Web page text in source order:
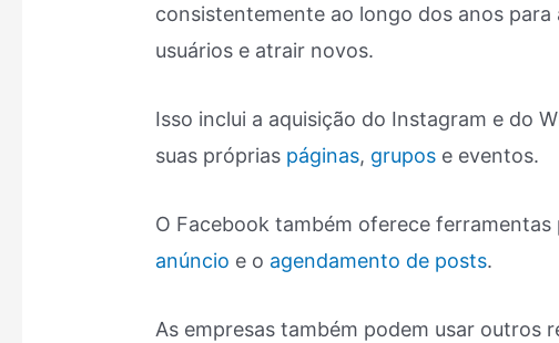
consistentemente ao longo dos anos para
usuários e atrair novos.
Isso inclui a aquisição do Instagram e do
suas próprias páginas, grupos e eventos.
O Facebook também oferece ferramentas
anúncio e o agendamento de posts.
As empresas também podem usar outros